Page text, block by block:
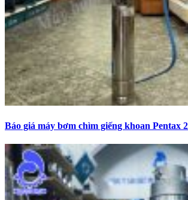
Báo giá máy bơm chìm giếng khoan Pentax